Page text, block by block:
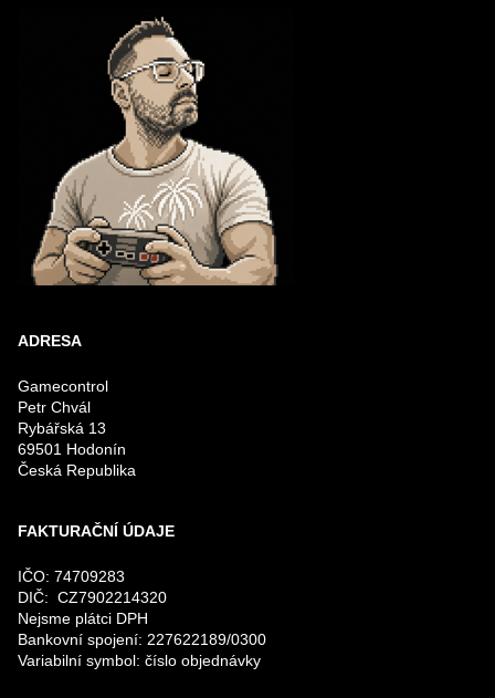
ADRESA
Gamecontrol
Petr Chvál
Rybářská 13
69501 Hodonín
Česká Republika
FAKTURAČNÍ ÚDAJE
IČO: 74709283
DIČ: CZ7902214320
Nejsme plátci DPH
Bankovní spojení: 227622189/0300
Variabilní symbol: číslo objednávky